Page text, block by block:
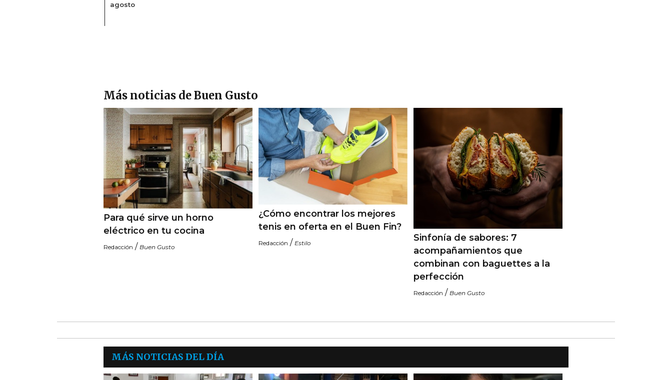
agosto
Más noticias de Buen Gusto
Para qué sirve un horno
eléctrico en tu cocina
Redacción / Buen Gusto
¿Cómo encontrar los mejores
tenis en oferta en el Buen Fin?
Redacción / Estilo
Sinfonía de sabores: 7
acompañamientos que
combinan con baguettes a la
perfección
Redacción / Buen Gusto
MÁS NOTICIAS DEL DÍA